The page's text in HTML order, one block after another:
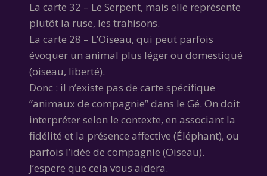
La carte 32 – Le Serpent, mais elle représente
plutôt la ruse, les trahisons.
La carte 28 – L’Oiseau, qui peut parfois
évoquer un animal plus léger ou domestiqué
(oiseau, liberté).
Donc : il n’existe pas de carte spécifique
“animaux de compagnie” dans le Gé. On doit
interpréter selon le contexte, en associant la
fidélité et la présence affective (Éléphant), ou
parfois l’idée de compagnie (Oiseau).
J’espere que cela vous aidera.